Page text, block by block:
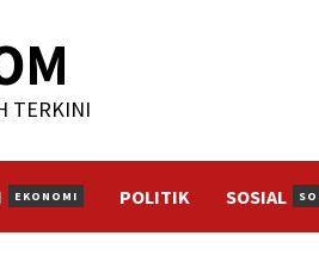
TERKINI
EKONOMI POLITIK SOSIAL